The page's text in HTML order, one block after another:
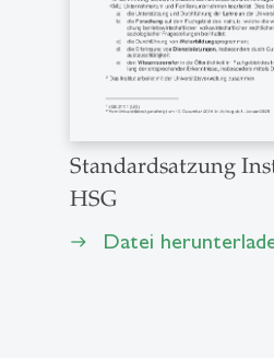
Standardsatzung
HSG
east Datei